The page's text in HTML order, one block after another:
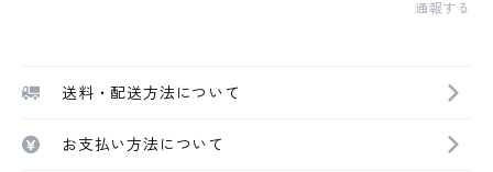
通報する
送料・配送方法について
お支払い方法について